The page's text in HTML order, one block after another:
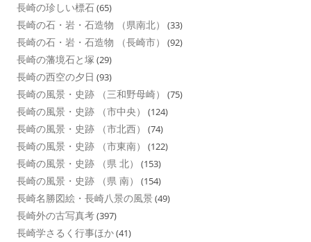
長崎の珍しい標石(65)
長崎の石・岩・石造物 （県南北） (33)
長崎の石・岩・石造物 （長崎市） (92)
長崎の藩境石と塚 (29)
長崎の西空の夕日 (93)
長崎の風景・史跡 （三和野母崎） (75)
長崎の風景・史跡 （市中央） (124)
長崎の風景・史跡 （市北西） (74)
長崎の風景・史跡 （市東南） (122)
長崎の風景・史跡 （県 北） (153)
長崎の風景・史跡 （県 南） (154)
長崎名勝図絵・長崎八景の風景 (49)
長崎外の古写真考(397)
長崎学さるく行事ほか(41)